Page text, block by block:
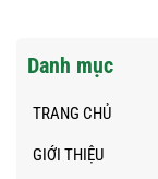
Danh mục
TRANG CHỦ
GIỚI THIỆU